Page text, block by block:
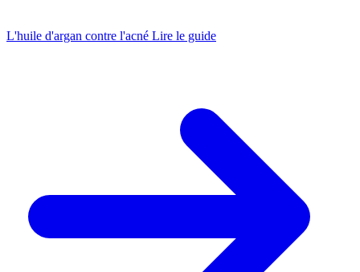
L'huile d'argan contre l'acné Lire le guide